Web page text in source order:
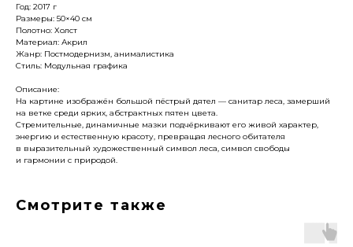
Год: 2017 г
Размеры: 50×40 см
Полотно: Холст
Материал: Акрил
Жанр: Постмодернизм, анималистика
Стиль: Модульная графика
Описание:
На картине изображён большой пёстрый дятел — санитар леса, замерший
на ветке среди ярких, абстрактных пятен цвета.
Стремительные, динамичные мазки подчёркивают его живой характер,
энергию и естественную красоту, превращая лесного обитателя
в выразительный художественный символ леса, символ свободы
и гармонии с природой.
Смотрите также